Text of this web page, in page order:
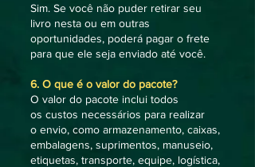
Sim. Se você não puder retirar seu
livro nesta ou em outras
oportunidades, poderá pagar o frete
para que ele seja enviado até você.
6. O que é o valor do pacote?
O valor do pacote inclui todos
os custos necessários para realizar
o envio, como armazenamento, caixas,
embalagens, suprimentos, manuseio,
etiquetas, transporte, equipe, logística,